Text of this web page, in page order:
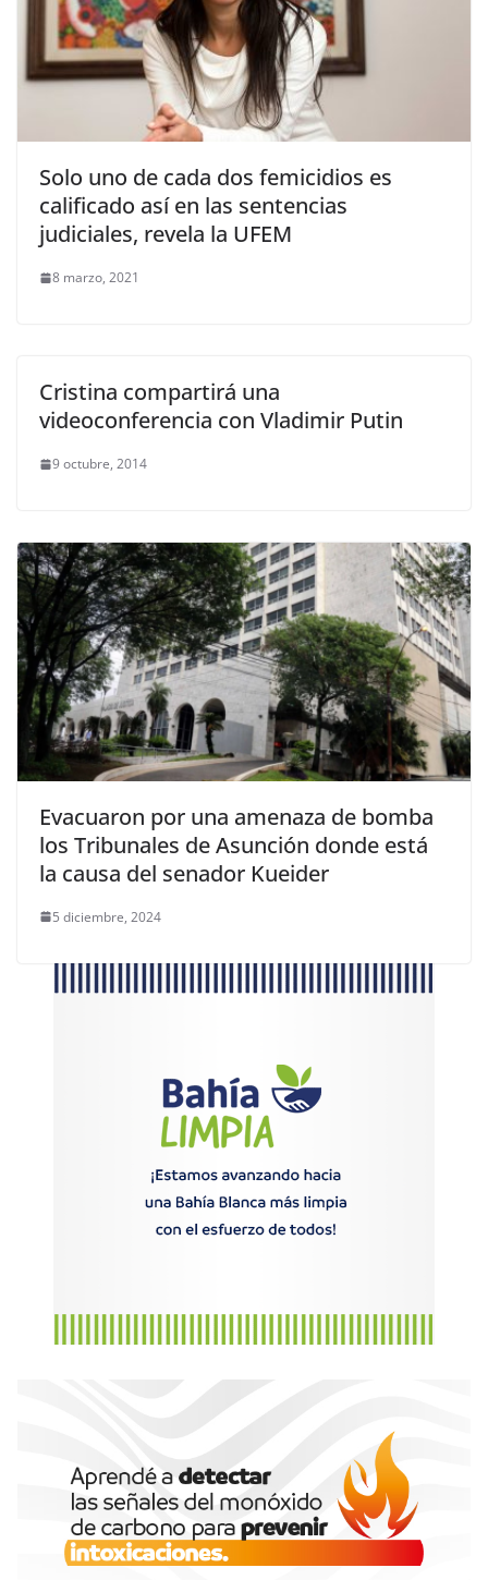
Solo uno de cada dos femicidios es
calificado así en las sentencias
judiciales, revela la UFEM
8 marzo, 2021
Cristina compartirá una
videoconferencia con Vladimir Putin
9 octubre, 2014
Evacuaron por una amenaza de bomba
los Tribunales de Asunción donde está
la causa del senador Kueider
5 diciembre, 2024